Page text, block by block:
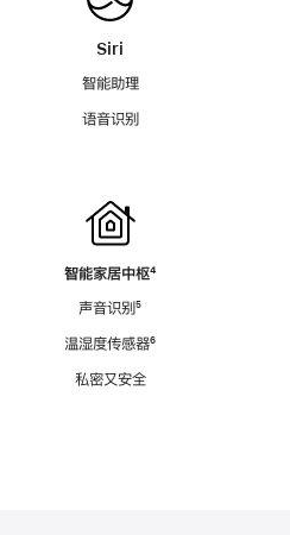
Siri
智能助理
语音识别
智能家居中枢脚
⁴
声音识别脚
⁵
温湿度传感器脚
⁶
私密又安全